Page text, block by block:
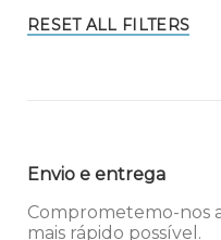
RESET ALL FILTERS
Envio e entrega
Comprometemo-nos
mais rápido possível.